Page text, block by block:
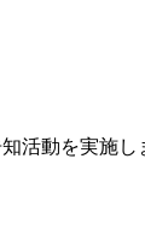
活動を実施し